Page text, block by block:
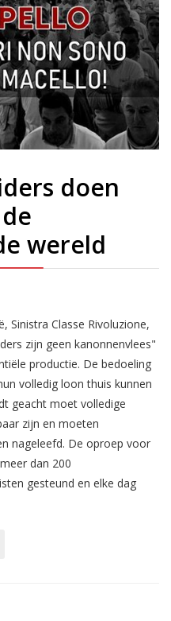
doen
wereld
Sinistra Classe Rivoluzione,
zijn geen kanonnenvlees"
productie. De bedoeling
volledig loon thuis kunnen
geacht moet volledige
zijn en moeten
nageleefd. De oproep voor
dan 200
gesteund en elke dag